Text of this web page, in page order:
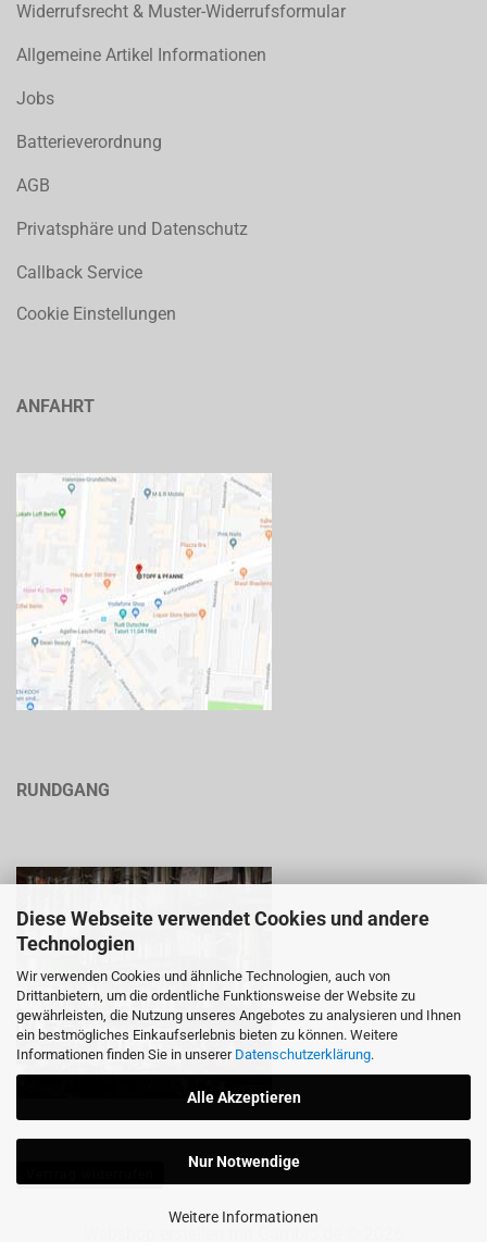
Diese Webseite verwendet Cookies und andere
Technologien
Wir verwenden Cookies und ähnliche Technologien, auch von
Drittanbietern, um die ordentliche Funktionsweise der Website zu
gewährleisten, die Nutzung unseres Angebotes zu analysieren und Ihnen
ein bestmögliches Einkaufserlebnis bieten zu können. Weitere
Informationen finden Sie in unserer Datenschutzerklärung.
Alle Akzeptieren
Nur Notwendige
Weitere Informationen
Widerrufsrecht & Muster-Widerrufsformular
Allgemeine Artikel Informationen
Jobs
Batterieverordnung
AGB
Privatsphäre und Datenschutz
Callback Service
Cookie Einstellungen
ANFAHRT
RUNDGANG